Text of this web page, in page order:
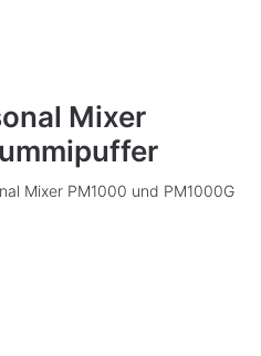
Mixer
Mixer PM1000 und PM1000G